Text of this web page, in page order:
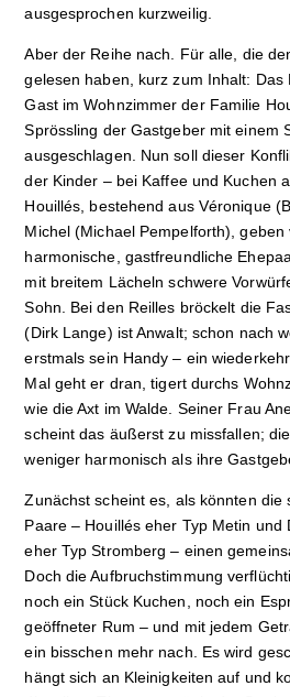
ausgesprochen kurzweilig.
Aber der Reihe nach. Für alle, die
gelesen haben, kurz zum Inhalt: Das
Gast im Wohnzimmer der Familie
Sprössling der Gastgeber mit einem
ausgeschlagen. Nun soll dieser
der Kinder – bei Kaffee und Kuchen
Houillés, bestehend aus Véronique
Michel (Michael Pempelforth),
harmonische, gastfreundliche
mit breitem Lächeln schwere
Sohn. Bei den Reilles bröckelt die
(Dirk Lange) ist Anwalt; schon nach
erstmals sein Handy – ein
Mal geht er dran, tigert durchs
wie die Axt im Walde. Seiner Frau
scheint das äußerst zu missfallen;
weniger harmonisch als ihre
Zunächst scheint es, als könnten die
Paare – Houillés eher Typ Metin und
eher Typ Stromberg – einen
Doch die Aufbruchstimmung
noch ein Stück Kuchen, noch ein
geöffneter Rum – und mit jedem
ein bisschen mehr nach. Es wird
hängt sich an Kleinigkeiten auf und